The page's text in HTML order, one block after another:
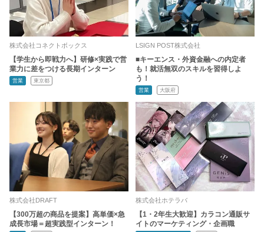
株式会社コネクトボックス
【学生から即戦力へ】研修×実践で営
業力に差をつける長期インターン
営業 東京都
LSIGN POST株式会社
■キーエンス・外資金融への内定者
も！就活無双のスキルを習得しよ
う！
営業 大阪府
株式会社DRAFT
【300万超の商品を提案】高単価×急
成長市場＝超実践型インターン！
株式会社ホテラバ
【1・2年生大歓迎】カラコン通販サ
イトのマーケティング・企画職